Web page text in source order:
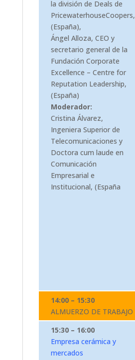
la división de Deals de
PricewaterhouseCoopers,
(España),
Ángel Alloza, CEO y
secretario general de la
Fundación Corporate
Excellence – Centre for
Reputation Leadership,
(España)
Moderador:
Cristina Álvarez,
Ingeniera Superior de
Telecomunicaciones y
Doctora cum laude en
Comunicación
Empresarial e
Institucional, (España
14:00 – 15:30
ALMUERZO DE TRABAJO
15:30 – 16:00
Empresa cerámica y
mercados